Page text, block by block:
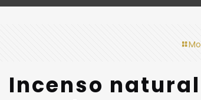
Incenso